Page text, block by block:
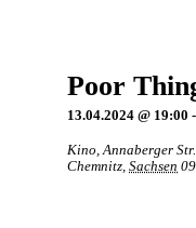
Poor
13.04.2024 @ 19:00 -
Kino,Annaberger
Chemnitz, Sachsen